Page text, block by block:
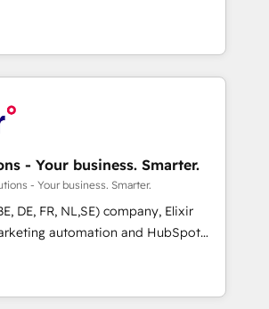
🏢 Real Estate: deal pipelines;
management 🏭
compliant; GDPR-ready
required 💡 Why 500+
focus is on enterprise and mid-
globally that want a strategic
their goals through creative
solutions; Technical HubSpot
Mole Street’s
is achieved through creating
derived from a well-defined
well, and reported on with clear
is driven by core values; Joy, Grit,
to win for the
the company and its clientele, and
Elixir Solutions - Your business. Smarter.
- Your business. Smarter.
DE, FR, NL,SE) company, Elixir
automation and HubSpot
and services to mid-market
that your sales,
department operates in the